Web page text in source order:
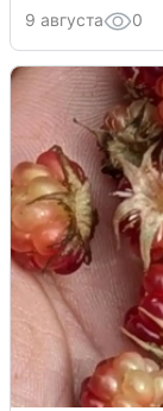
9 августа 0